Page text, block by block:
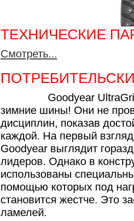
ТЕХНИЧЕСКИЕ
Смотреть...
Goodyear UltraGrip
зимние шины! Они не
дисциплин, показав
каждой. На первый
Goodyear выглядит
лидеров. Однако в
использованы
помощью которых под
становится жестче. Это
ламелей.